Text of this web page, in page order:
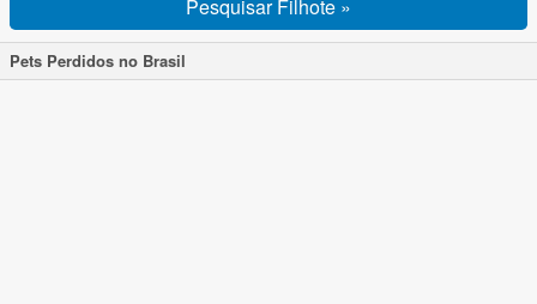
Pesquisar Filhote »
Pets Perdidos no Brasil